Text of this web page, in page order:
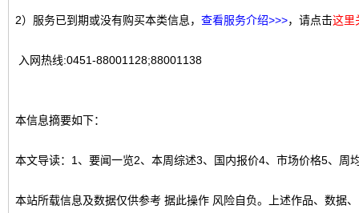
2）服务已到期或没有购买本类信息， 查看服务介绍>>>，请点击这里
入网热线:0451-88001128;88001138
本信息摘要如下：
本文导读：1、要闻一览2、本周综述3、国内报价4、市场价格5、周
本站所载信息及数据仅供参考 据此操作 风险自负。上述作品、数据